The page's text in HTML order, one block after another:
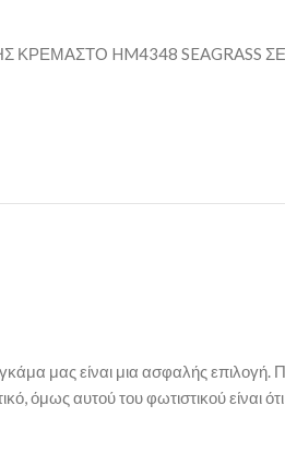
ΚΡΕΜΑΣΤΟ HM4348 SEAGRASS
μας είναι μια ασφαλής επιλογή.
αυτού του φωτιστικού είναι ότι